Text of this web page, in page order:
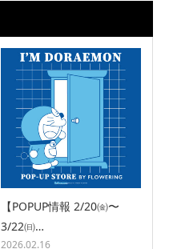
【POPUP情報 2/20㈮〜
3/22㈰…
2026.02.16